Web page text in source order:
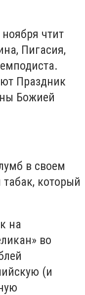
чтит
Пигасия,
Праздник
Божией
в своем
который
на
во
(и